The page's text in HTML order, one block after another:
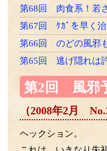
第68回 肉食系！若
第67回 ｹｶﾞを早く
第66回 のどの風邪
第65回 逃げ隠れは
第64回 老け速度は
第63回 LPSは骨に
第62回 ゾンビ細胞
第61回 一網打尽の
第60回 たくさん使
第2回 風邪
（2008年2月
ヘックション。